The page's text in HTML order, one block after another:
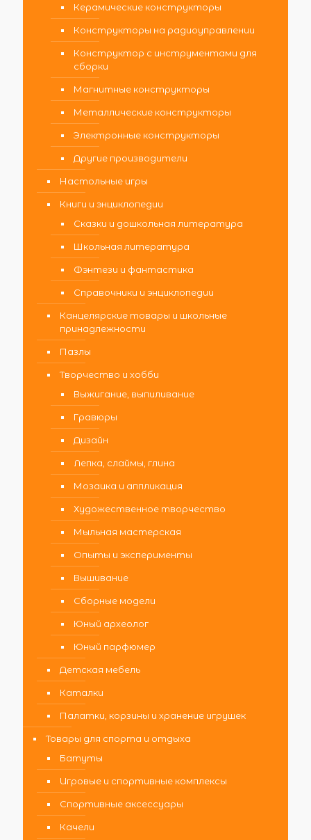
Керамические конструкторы
Конструкторы на радиоуправлении
Конструктор с инструментами для
сборки
Магнитные конструкторы
Металлические конструкторы
Электронные конструкторы
Другие производители
Настольные игры
Книги и энциклопедии
Сказки и дошкольная литература
Школьная литература
Фэнтези и фантастика
Справочники и энциклопедии
Канцелярские товары и школьные
принадлежности
Пазлы
Творчество и хобби
Выжигание, выпиливание
Гравюры
Дизайн
Лепка, слаймы, глина
Мозаика и аппликация
Художественное творчество
Мыльная мастерская
Опыты и эксперименты
Вышивание
Сборные модели
Юный археолог
Юный парфюмер
Детская мебель
Каталки
Палатки, корзины и хранение игрушек
Товары для спорта и отдыха
Батуты
Игровые и спортивные комплексы
Спортивные аксессуары
Качели